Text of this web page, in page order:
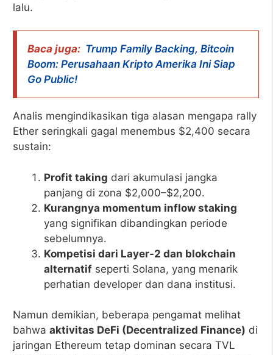
lalu.
Baca juga: Trump Family Backing, Bitcoin
Boom: Perusahaan Kripto Amerika Ini Siap
Go Public!
Analis mengindikasikan tiga alasan mengapa rally
Ether seringkali gagal menembus $2,400 secara
sustain:
Profit taking dari akumulasi jangka
panjang di zona $2,000–$2,200.
Kurangnya momentum inflow staking
yang signifikan dibandingkan periode
sebelumnya.
Kompetisi dari Layer-2 dan blokchain
alternatif seperti Solana, yang menarik
perhatian developer dan dana institusi.
Namun demikian, beberapa pengamat melihat
bahwa aktivitas DeFi (Decentralized Finance) di
jaringan Ethereum tetap dominan secara TVL